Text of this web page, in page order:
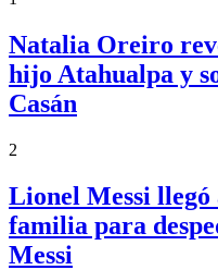
Natalia Oreiro
hijo Atahualpa y
Casán
2
Lionel Messi llegó
familia para
Messi